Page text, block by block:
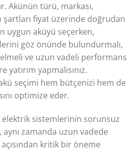
Akünün türü, markası,
şartları fiyat üzerinde doğrudan
uygun aküyü seçerken,
göz önünde bulundurmalı,
ve uzun vadeli performans
yatırım yapmalısınız.
seçimi hem bütçenizi hem de
optimize eder.
elektrik sistemlerinin sorunsuz
aynı zamanda uzun vadede
kritik bir öneme